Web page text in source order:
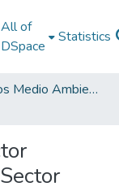
All of
DSpace
Statistics
Documentos Medio Ambiente